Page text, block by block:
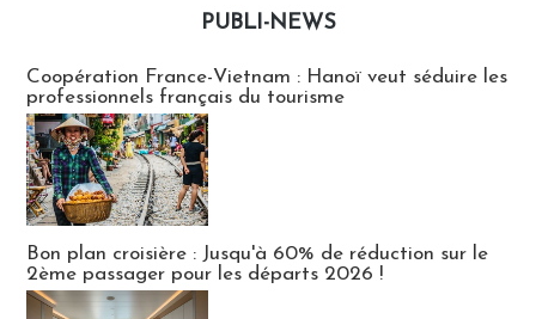
PUBLI-NEWS
Coopération France-Vietnam : Hanoï veut séduire les
professionnels français du tourisme
Bon plan croisière : Jusqu'à 60% de réduction sur le
2ème passager pour les départs 2026 !